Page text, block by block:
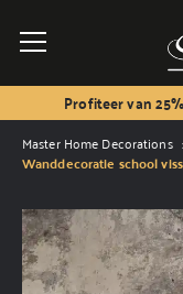
Profiteer van
Master Home Decorations
Wanddecoratie school